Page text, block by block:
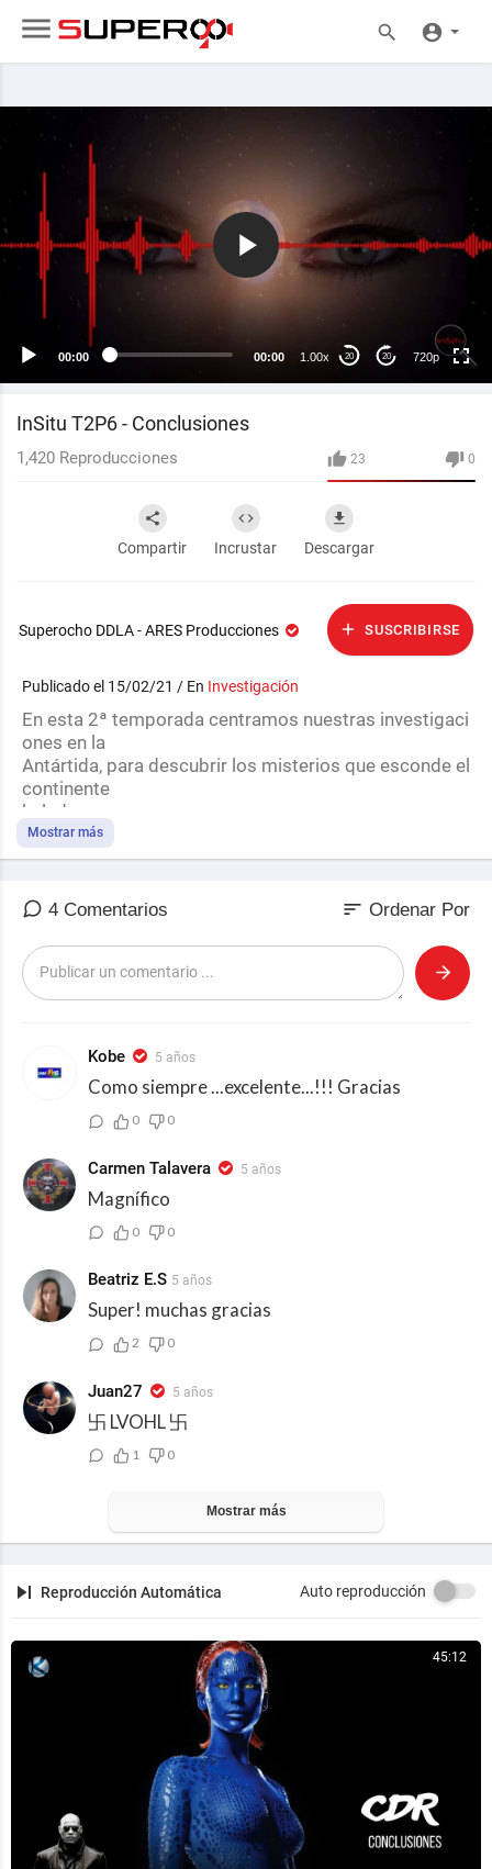
00:00 00:00 1.00x 20 20 720p
720p
InSitu T2P6 - Conclusiones
23 0
1,420 Reproducciones
Compartir Incrustar Descargar
Superocho DDLA - ARES Producciones SUSCRIBIRSE
Publicado el 15/02/21 / En Investigación
⁣⁣En esta 2ª temporada centramos nuestras investigaci
ones en la
Antártida, para descubrir los misterios que esconde el
continente
helado.
Mostrar más
4 Comentarios sort Ordenar Por
Kobe 5 años
Como siempre ...excelente...!!! Gracias
0 0
Carmen Talavera 5 años
Magnífico
0 0
Beatriz E.S 5 años
Super! muchas gracias
2 0
Juan27 5 años
卐 LVOHL 卐
1 0
Mostrar más
Reproducción Automática Auto reproducción
45:12